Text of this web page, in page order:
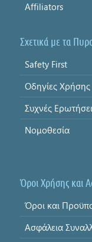
Affiliators
Σχετικά με τα
Safety First
Οδηγίες Χρήσης
Συχνές
Νομοθεσία
Όροι Χρήσης και
Όροι και
Ασφάλεια